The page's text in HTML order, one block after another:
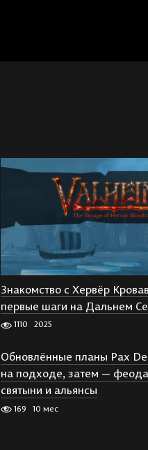
Знакомство с Хервёр
первые шаги на Дальнем
1110 2025
Обновлённые планы Pax
на подходе, затем —
святыни и альянсы
169 10 мес